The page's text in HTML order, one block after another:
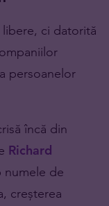
ci datorită
persoanelor
încă din
Richard
numele de
creșterea